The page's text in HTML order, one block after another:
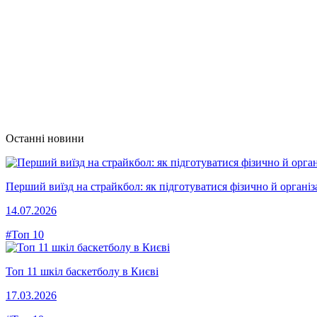
Останні новини
Перший виїзд на страйкбол: як підготуватися фізично й
14.07.2026
#Топ 10
Топ 11 шкіл баскетболу в Києві
17.03.2026